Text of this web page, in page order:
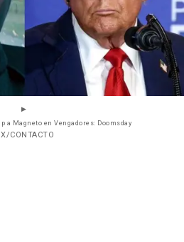
a Magneto en Vengadores: Doomsday
CONTACTO